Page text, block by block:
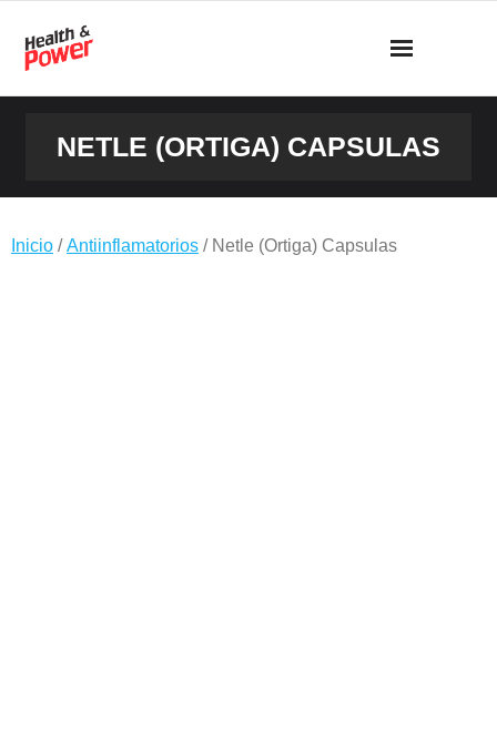
contenido
NETLE (ORTIGA) CAPSULAS
Inicio /Antiinflamatorios / Netle (Ortiga) Capsulas